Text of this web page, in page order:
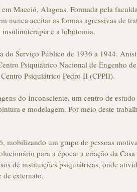
Maceió, Alagoas. Formada pela
nunca aceitar as formas agressivas de
e a lobotomia.
do Serviço Público de 1936 a 1944.
Psiquiátrico Nacional de Engenho
Psiquiátrico Pedro II (CPPII).
do Inconsciente, um centro de
e modelagem. Por meio deste
mobilizando um grupo de pessoas
para a época: a criação da
de instituições psiquiátricas, onde
de externato.